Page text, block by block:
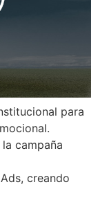
para
campaña
creando